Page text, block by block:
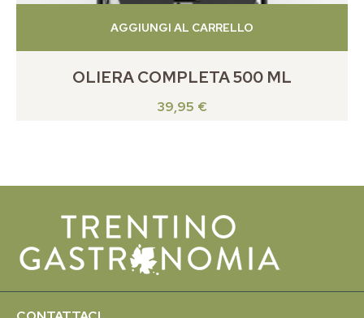
OLIERA COMPLETA 500 ML
39,95 €
AGGIUNGI AL CARRELLO